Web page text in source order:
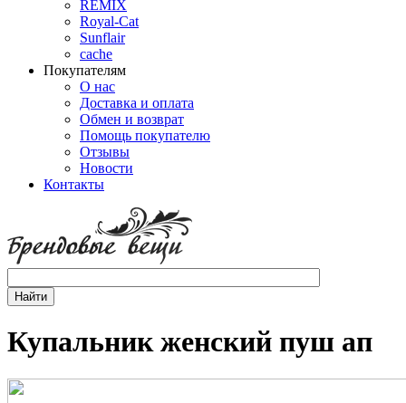
REMIX
Royal-Cat
Sunflair
cache
Покупателям
О нас
Доставка и оплата
Обмен и возврат
Помощь покупателю
Отзывы
Новости
Контакты
Купальник женский пуш ап